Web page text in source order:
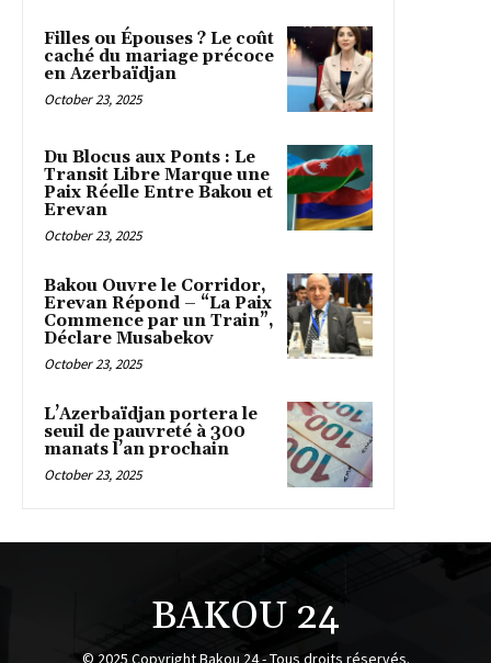
Filles ou Épouses ? Le coût
caché du mariage précoce
en Azerbaïdjan
October 23, 2025
Du Blocus aux Ponts : Le
Transit Libre Marque une
Paix Réelle Entre Bakou et
Erevan
October 23, 2025
Bakou Ouvre le Corridor,
Erevan Répond – “La Paix
Commence par un Train”,
Déclare Musabekov
October 23, 2025
L’Azerbaïdjan portera le
seuil de pauvreté à 300
manats l’an prochain
October 23, 2025
BAKOU 24
© 2025 Copyright Bakou 24 - Tous droits réservés.